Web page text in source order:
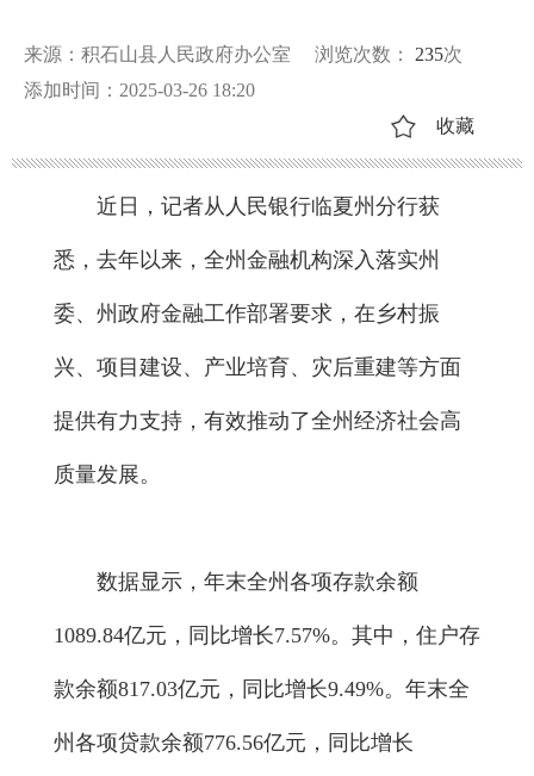
来源：积石山县人民政府办公室 浏览次数： 235次
添加时间：2025-03-26 18:20
收藏
近日，记者从人民银行临夏州分行获
悉，去年以来，全州金融机构深入落实州
委、州政府金融工作部署要求，在乡村振
兴、项目建设、产业培育、灾后重建等方面
提供有力支持，有效推动了全州经济社会高
质量发展。
数据显示，年末全州各项存款余额
1089.84亿元，同比增长7.57%。其中，住户存
款余额817.03亿元，同比增长9.49%。年末全
州各项贷款余额776.56亿元，同比增长